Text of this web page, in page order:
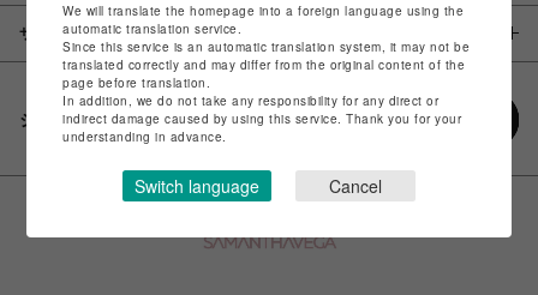
サイズ
シェアする
We will translate the homepage into a foreign language using the
automatic translation service.
Since this service is an automatic translation system, it may not be
translated correctly and may differ from the original content of the
page before translation.
In addition, we do not take any responsibility for any direct or
indirect damage caused by using this service. Thank you for your
understanding in advance.
Switch language Cancel